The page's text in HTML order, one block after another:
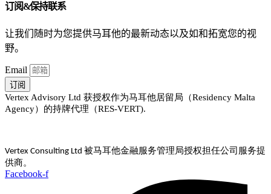
订阅&保持联系
让我们随时为您提供马耳他的最新动态以及如和拓宽您的视
野。
Email
订阅
Vertex Advisory Ltd 获授权作为马耳他居留局（Residency Malta
Agency）的持牌代理（RES-VERT).
Vertex Consulting Ltd 被马耳他金融服务管理局授权担任公司服务提
供商。
Facebook-f